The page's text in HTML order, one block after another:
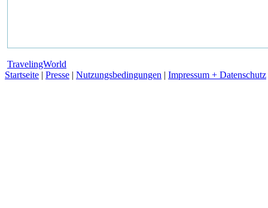
TravelingWorld
Startseite | Presse | Nutzungsbedingungen | Impressum + Datenschutz